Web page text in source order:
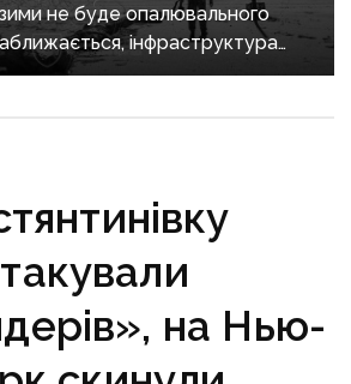
зими не буде опалювального
інфраструктура
на Нью-